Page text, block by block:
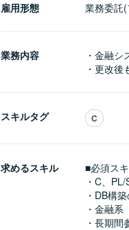
雇用形態 業務委託
業務内容
・金融シ
・更改
スキルタグ C
求めるスキル
■必須スキ
・C、
・DB構
・金融
・長期